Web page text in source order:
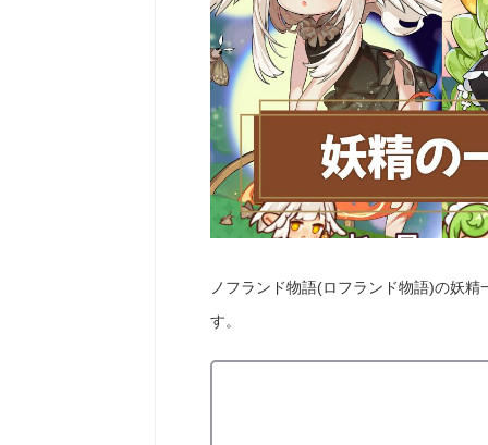
ノフランド物語(ロフランド物語)の妖
す。